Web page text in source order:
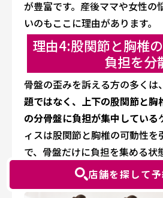
店舗を探して
が豊富です。産後ママや女性の
いのもここに理由があります。
理由4:股関節と胸椎
負担を分
骨盤の歪みを訴える方の多くは、
題ではなく、上下の股関節と胸
の分骨盤に負担が集中している
ィスは股関節と胸椎の可動性を
で、骨盤だけに負担を集める状
役立ちます。